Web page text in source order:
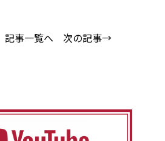
記事一覧へ 次の記事→